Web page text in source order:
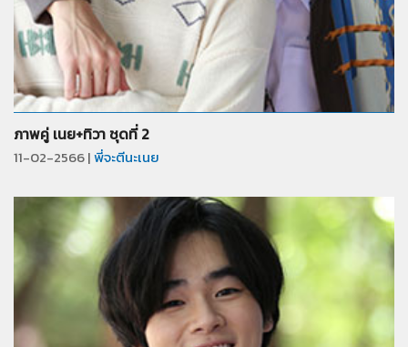
ภาพคู่ เนย+ทิวา ชุดที่ 2
11-02-2566 |พี่จะตีนะเนย